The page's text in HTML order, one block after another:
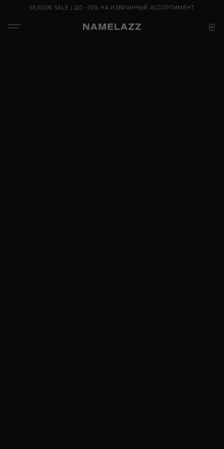
SEASON SALE | ДО -70% НА ИЗБРАННЫЙ АССОРТИМЕНТ